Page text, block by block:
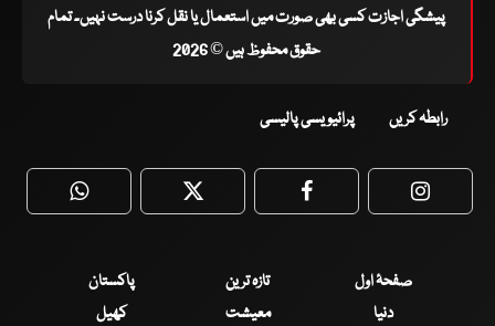
پیشگی اجازت کسی بھی صورت میں استعمال یا نقل کرنا درست نہیں۔ تمام
حقوق محفوظ ہیں © 2026
رابطہ کریں پرائیویسی پالیسی
WhatsApp Twitter Facebook
صفحۂ اول تازہ ترین
پاکستان
دنیا
معیشت کھیل